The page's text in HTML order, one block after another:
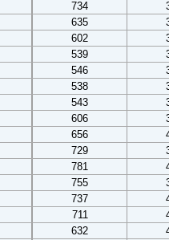
734
635
602
539
546
538
543
606
656
729
781
755
737
711
632